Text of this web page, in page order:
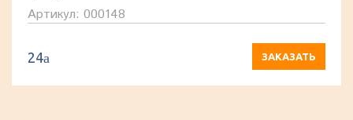
Артикул: 000148
24a ЗАКАЗАТЬ